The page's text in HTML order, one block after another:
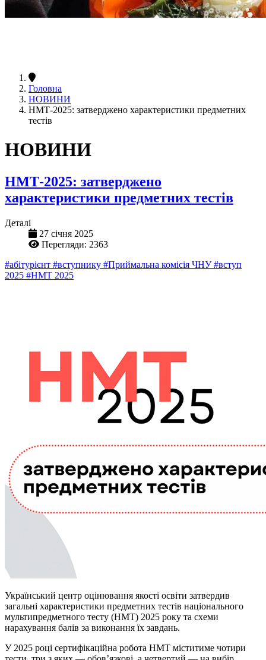
Головна
НОВИНИ
НМТ-2025: затверджено характеристики предметних
тестів
НОВИНИ
НМТ-2025: затверджено
характеристики предметних тестів
Деталі
27 січня 2025
Перегляди: 2363
#абітурієнт #вступнику #Приймальна комісія ЧНУ#вступ
2025 #НМТ 2025
Український центр оцінювання якості освіти затвердив
загальні характеристики предметних тестів національного
мультипредметного тесту (НМТ) 2025 року та схеми
нарахування балів за виконання їх завдань.
У 2025 році сертифікаційна робота НМТ міститиме чотири